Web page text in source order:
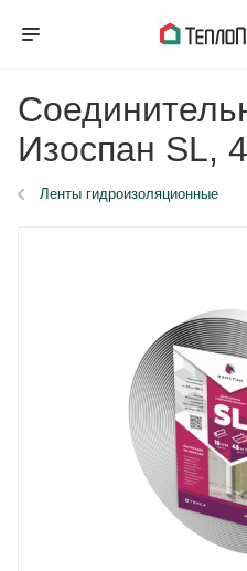
Изоспан SL,
Ленты гидроизоляционные